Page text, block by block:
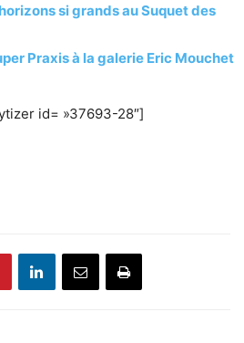
si grands au Suquet des
Praxis à la galerie Eric Mouchet
id= »37693-28″]